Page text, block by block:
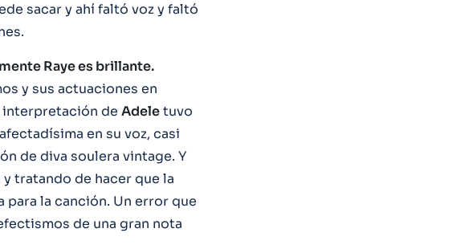
sacar y ahí faltó voz y faltó
Raye es brillante.
y sus actuaciones en
interpretación de Adeletuvo
en su voz, casi
de diva soulera vintage. Y
tratando de hacer que la
para la canción. Un error que
de una gran nota